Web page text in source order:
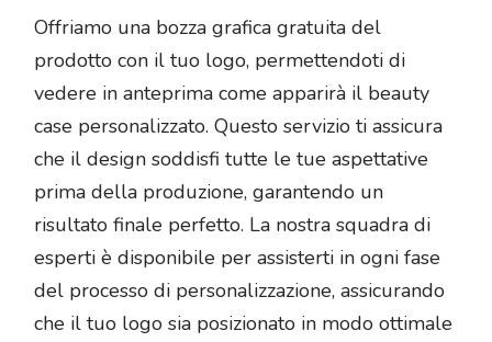
Offriamo una bozza grafica gratuita del
prodotto con il tuo logo, permettendoti di
vedere in anteprima come apparirà il beauty
case personalizzato. Questo servizio ti assicura
che il design soddisfi tutte le tue aspettative
prima della produzione, garantendo un
risultato finale perfetto. La nostra squadra di
esperti è disponibile per assisterti in ogni fase
del processo di personalizzazione, assicurando
che il tuo logo sia posizionato in modo ottimale